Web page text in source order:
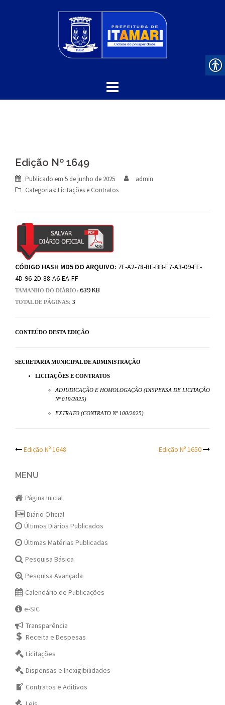
Edição Nº 1649
Publicado em 5 de junho de 2025
admin
Categorias: Licitações e Contratos
CÓDIGO HASH MD5 DO ARQUIVO: 7E-A2-78-BE-BB-E7-A3-09-FE-
4D-96-2D-88-A6-EA-FF
TAMANHO DO DIÁRIO: 639 KB
TOTAL DE PÁGINAS: 3
CONTEÚDO DESTA EDIÇÃO
SECRETARIA MUNICIPAL DE ADMINISTRAÇÃO
LICITAÇÕES E CONTRATOS
ADJUDICAÇÃO E HOMOLOGAÇÃO (DISPENSA DE LICITAÇÃO
Nº 019/2025)
EXTRATO (CONTRATO Nº 100/2025)
Post
navigation
Edição Nº 1648 Edição Nº 1650
MENU
Página Inicial
Diário Oficial
Últimos Diários Publicados
Últimas Matérias Publicadas
Pesquisa Básica
Pesquisa Avançada
Calendário de Publicações
e-SIC
Transparência
Receita e Despesas
Licitações
Dispensas e Inexigibilidades
Contratos e Aditivos